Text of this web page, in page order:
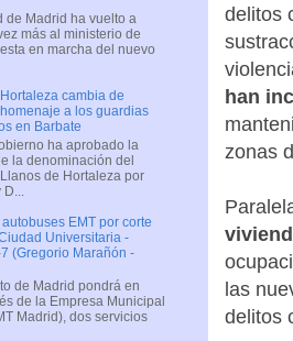
delitos
han
zonas
las
delitos
de Madrid ha vuelto a
más al ministerio de
en marcha del nuevo
cambia de
a los guardias
en Barbate
ha aprobado la
la denominación del
de Hortaleza por
EMT por corte
Universitaria -
(Gregorio Marañón -
de Madrid pondrá en
de la Empresa Municipal
Madrid), dos servicios